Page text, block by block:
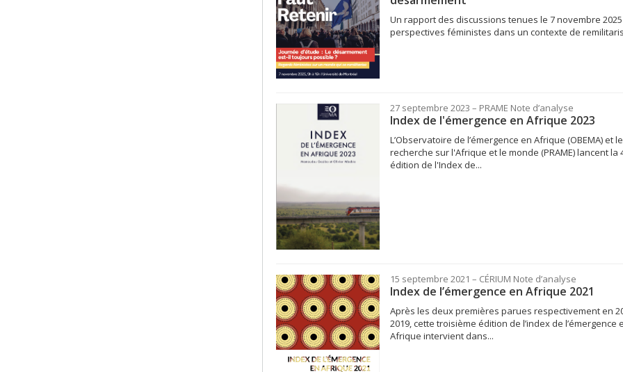
Un rapport des discussions tenues le 7 novembre
perspectives féministes dans un contexte de
27 septembre 2023 – PRAME Note d’analyse
Index de l'émergence en Afrique 2023
L’Observatoire de l’émergence en Afrique (OBEMA) et
recherche sur l'Afrique et le monde (PRAME) lancent la
édition de l'Index de...
15 septembre 2021 – CÉRIUM Note d’analyse
Index de l’émergence en Afrique 2021
Après les deux premières parues respectivement en
2019, cette troisième édition de l’index de l’émergence
Afrique intervient dans...